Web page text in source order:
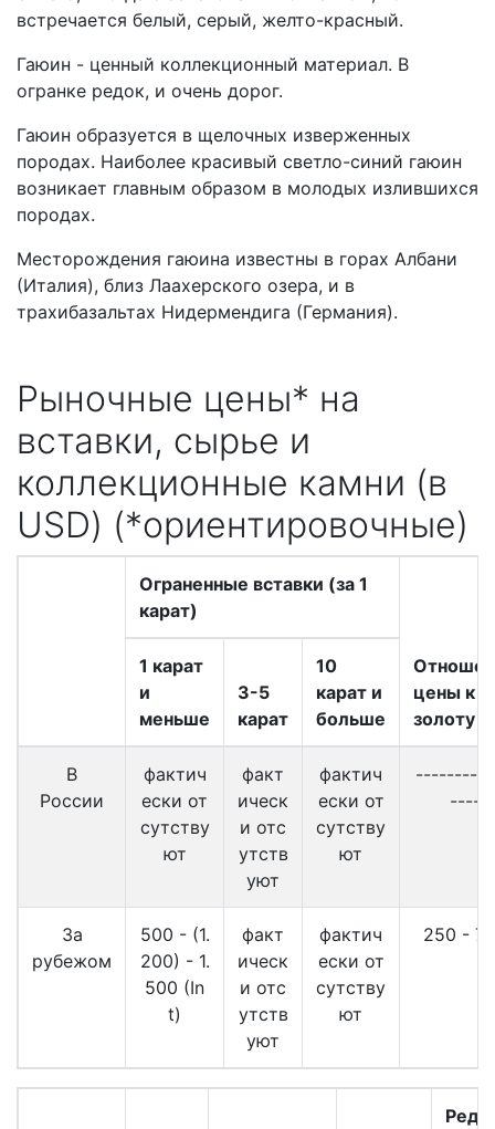
встречается белый, серый, желто-красный.
Гаюин - ценный коллекционный материал. В
огранке редок, и очень дорог.
Гаюин образуется в щелочных изверженных
породах. Наиболее красивый светло-синий гаюин
возникает главным образом в молодых излившихся
породах.
Месторождения гаюина известны в горах Албани
(Италия), близ Лаахерского озера, и в
трахибазальтах Нидермендига (Германия).
Рыночные цены* на
вставки, сырье и
коллекционные камни (в
USD) (*ориентировочные)
Ограненные вставки (за 1
карат)
цены к
золоту
1 карат
и
меньше
3-5
карат
10
карат и
больше
В
России
фактич
ески от
сутству
ют
факт
ическ
и отс
утств
уют
фактич
ески от
сутству
ют
----
За
рубежом
500 - (1.
200) - 1.
500 (In
t)
факт
ическ
и отс
утств
уют
фактич
ески от
сутству
ют
250 -